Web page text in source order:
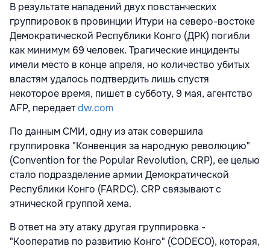
В результате нападений двух повстанческих
группировок в провинции Итури на северо-востоке
Демократической Республики Конго (ДРК) погибли
как минимум 69 человек. Трагические инциденты
имели место в конце апреля, но количество убитых
властям удалось подтвердить лишь спустя
некоторое время, пишет в субботу, 9 мая, агентство
AFP, передаетdw.com
По данным СМИ, одну из атак совершила
группировка "Конвенция за народную революцию"
(Convention for the Popular Revolution, CRP), ее целью
стало подразделение армии Демократической
Республики Конго (FARDC). CRP связывают с
этнической группой хема.
В ответ на эту атаку другая группировка -
"Кооператив по развитию Конго" (CODECO), которая,